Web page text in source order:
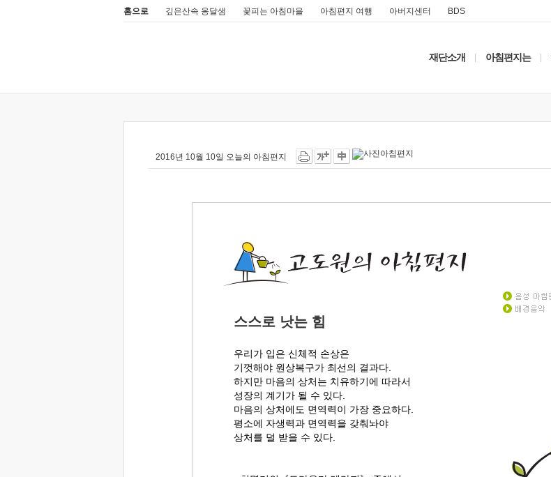
홈으로 깊은산속 옹달샘 꽃피는 아침마을 아침편지 여행 아버지센터 BDS
재단소개 아침편지는
2016년 10월 10일 오늘의 아침편지
스스로 낫는 힘
우리가 입은 신체적 손상은
기껏해야 원상복구가 최선의 결과다.
하지만 마음의 상처는 치유하기에 따라서
성장의 계기가 될 수 있다.
마음의 상처에도 면역력이 가장 중요하다.
평소에 자생력과 면역력을 갖춰놔야
상처를 덜 받을 수 있다.